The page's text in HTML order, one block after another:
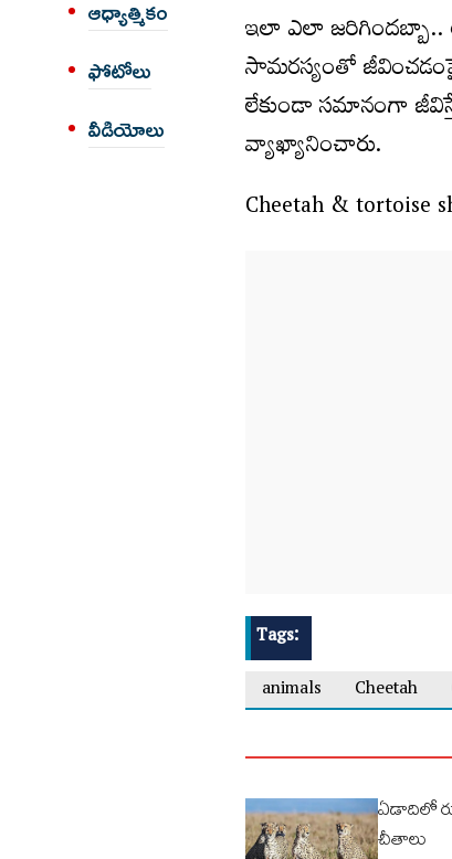
ఆధ్యాత్మికం
ఫోటోలు
వీడియోలు
ఇలా ఎలా జరిగిందబ్బా..
సామరస్యంతో జీవించడంపై
లేకుండా సమానంగా
వ్యాఖ్యానించారు.
Cheetah & tortoise
Tags:
animals
Cheetah
ఏడాదిలో
చీతాలు